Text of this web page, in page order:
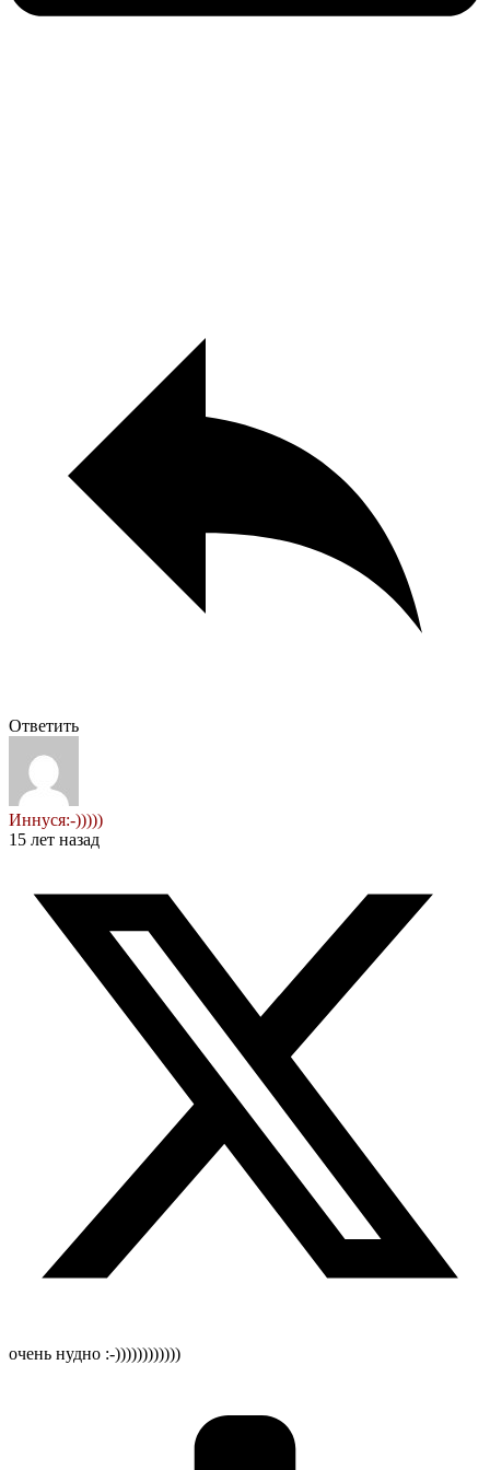
Ответить
Иннуся:-)))))
15 лет назад
очень нудно :-))))))))))))